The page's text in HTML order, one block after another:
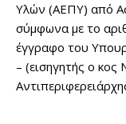
Υλών (ΑΕΠΥ) από
σύμφωνα με το
έγγραφο του
– (εισηγητής ο κος